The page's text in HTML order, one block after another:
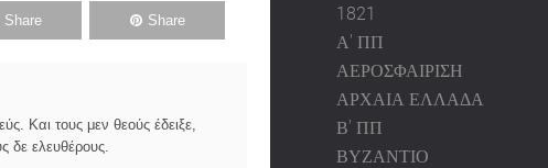
Share Share
Και τους μεν θεούς έδειξε,
δε ελευθέρους.
1821
Α' ΠΠ
ΑΕΡΟΣΦΑΙΡΙΣΗ
ΑΡΧΑΙΑ ΕΛΛΑΔΑ
Β' ΠΠ
ΒΥΖΑΝΤΙΟ